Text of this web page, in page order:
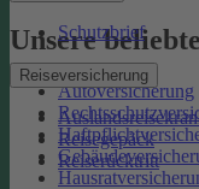
Schutzbrief
Reiseversicherung
Reisegepäck
Reiserücktritt
Unsere
Autoversicherung